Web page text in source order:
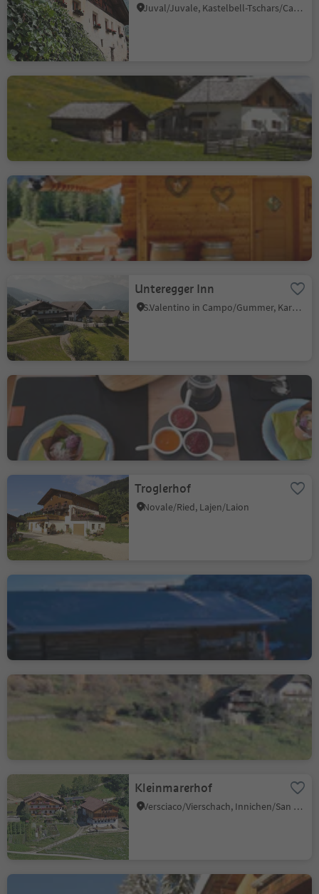
Juval/Juvale, Kastelbell-Tschars/Castelbello-Ciardes, Vinschgau/Val Venosta
Fojedöra Hut
Malga Heualm
Unteregger Inn
S.Valentino in Campo/Gummer, Karneid/Cornedo all'Isarco, Dolomites Region Eggental
Greiter's
San Martino i.P./St. Martin i.P., St.Martin in Passeier/San Martino in Passiria, Meran/Merano and environs
Troglerhof
Novale/Ried, Lajen/Laion
Contrin Schwaige
mountain hut
Aspmayrhof
Kleinmarerhof
Versciaco/Vierschach, Innichen/San Candido, Dolomites Region 3 Zinnen
Kinigerhof